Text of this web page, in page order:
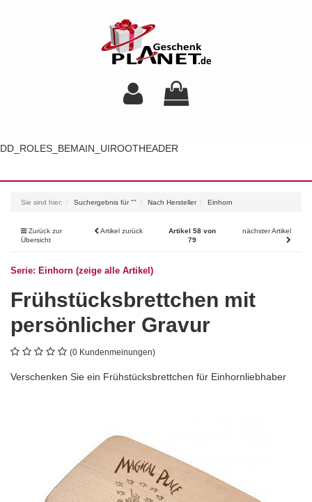
DD_ROLES_BEMAIN_UIROOTHEADER
Sie sind hier: Suchergebnis für "" Nach Hersteller Einhorn
Zurück zur
Übersicht
Artikel zurück
Artikel 58 von
79
nächster Artikel
Serie: Einhorn (zeige alle Artikel)
Frühstücksbrettchen mit
persönlicher Gravur
(0 Kundenmeinungen)
Verschenken Sie ein Frühstücksbrettchen für Einhornliebhaber